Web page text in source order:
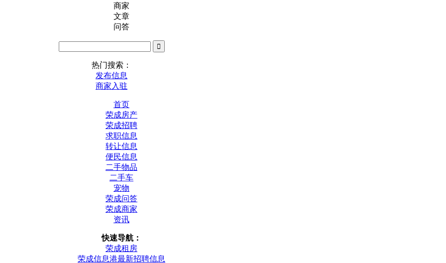
商家
文章
问答
热门搜索：
发布信息
商家入驻
首页
荣成房产
荣成招聘
求职信息
转让信息
便民信息
二手物品
二手车
宠物
荣成问答
荣成商家
资讯
快速导航：
荣成租房
荣成信息港最新招聘信息